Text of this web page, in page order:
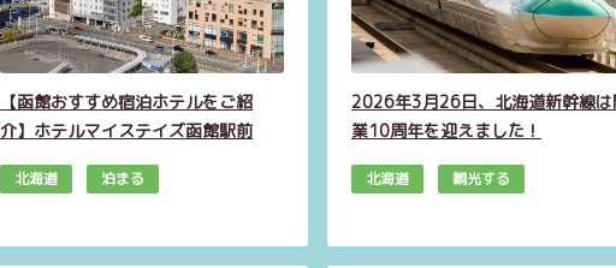
【函館おすすめ宿泊ホテルをご紹
介】ホテルマイステイズ函館駅前
北海道 泊まる
2026年3月26日、北海道新幹線は
業10周年を迎えました！
北海道 観光する